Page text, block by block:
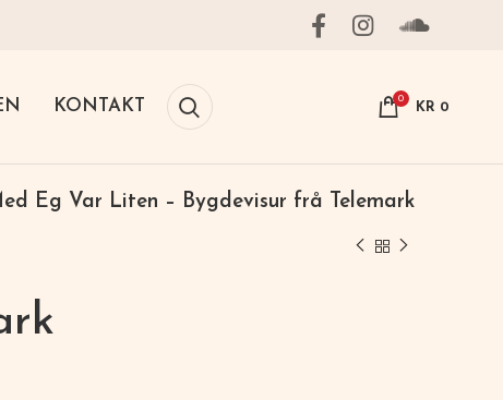
KONTAKT 0
KR 0
Eg Var Liten – Bygdevisur frå Telemark